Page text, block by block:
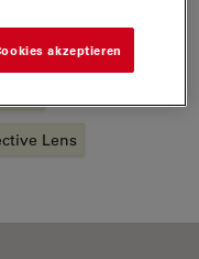
Lens
akzeptieren